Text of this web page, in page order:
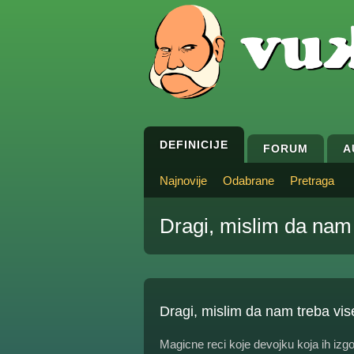
DEFINICIJE FORUM
Najnovije Odabrane Pretraga
Dragi, mislim da
Dragi, mislim da nam treba
Magicne reci koje devojku koja ih